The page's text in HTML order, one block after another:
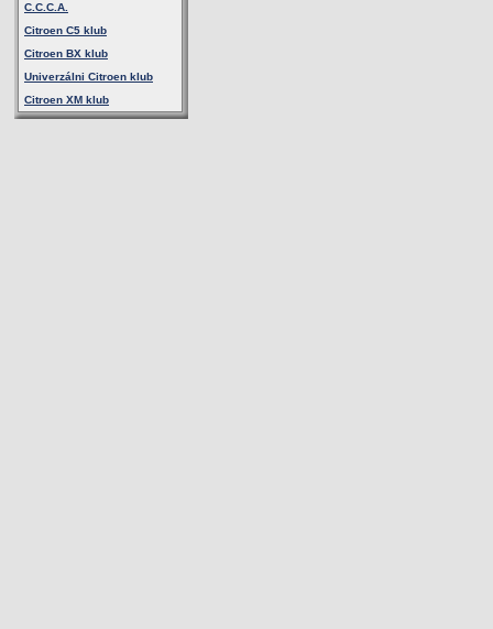
C.C.C.A.
Citroen C5 klub
Citroen BX klub
Univerzálni Citroen klub
Citroen XM klub